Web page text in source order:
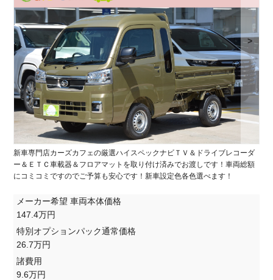
>
新車専門店カーズカフェの厳選ハイスペックナビＴＶ＆ドライブレコーダ
ー＆ＥＴＣ車載器＆フロアマットを取り付け済みでお渡しです！車両総額
にコミコミですのでご予算も安心です！新車設定色各色選べます！
メーカー希望 車両本体価格
147.4万円
特別オプションパック通常価格
26.7万円
諸費用
9.6万円